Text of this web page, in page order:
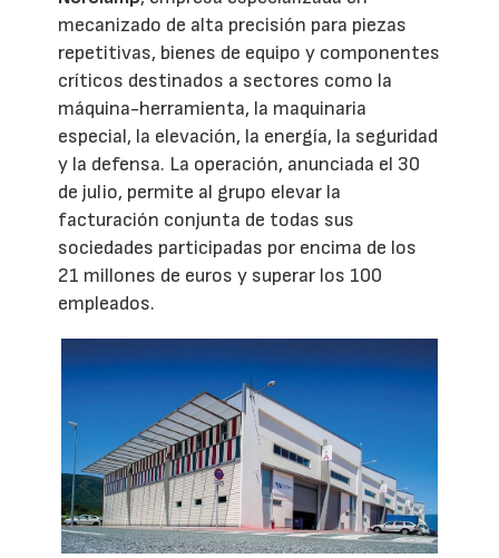
mecanizado de alta precisión para piezas
repetitivas, bienes de equipo y componentes
críticos destinados a sectores como la
máquina-herramienta, la maquinaria
especial, la elevación, la energía, la seguridad
y la defensa. La operación, anunciada el 30
de julio, permite al grupo elevar la
facturación conjunta de todas sus
sociedades participadas por encima de los
21 millones de euros y superar los 100
empleados.